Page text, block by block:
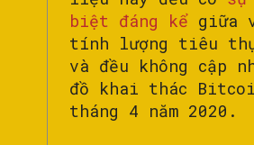
biệt đáng kể giữa
tính lượng tiêu
và đều không cập
đồ khai thác
tháng 4 năm 2020.